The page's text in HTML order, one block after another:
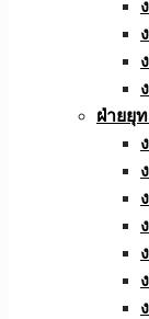
ฝ่ายยุ